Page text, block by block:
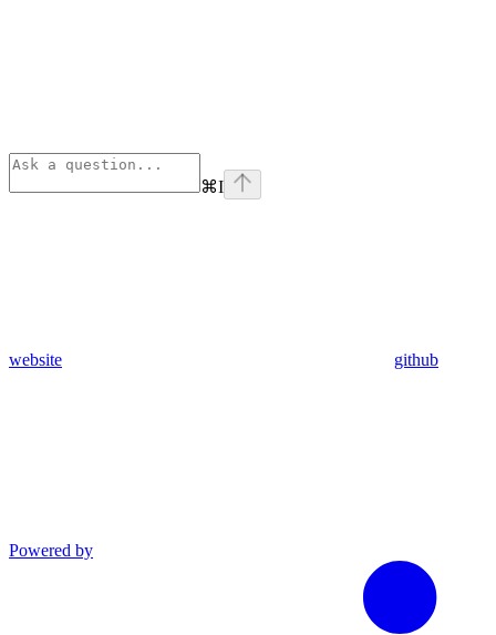
⌘I
website github
Powered by